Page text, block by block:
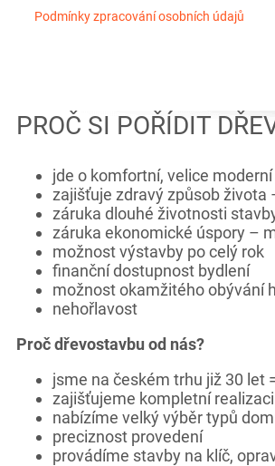
Podmínky zpracování osobních údajů
PROČ SI POŘÍDIT
jde o komfortní, velice
zajišťuje zdravý způsob života
záruka dlouhé životnosti
záruka ekonomické úspory –
možnost výstavby po celý rok
finanční dostupnost bydlení
možnost okamžitého obývání
nehořlavost
Proč dřevostavbu od nás?
jsme na českém trhu již 30 let
zajišťujeme kompletní
nabízíme velký výběr typů
preciznost provedení
provádíme stavby na klíč,